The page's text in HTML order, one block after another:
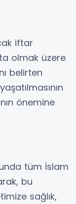
iftar
olmak üzere
belirten
önemine
tüm İslam
bu
sağlık,